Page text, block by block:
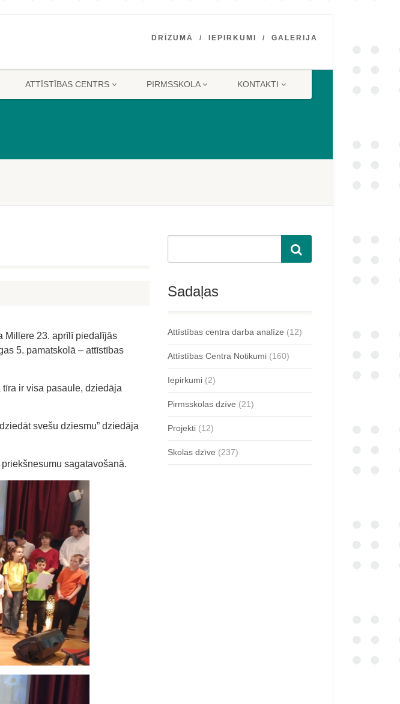
DRĪZUMĀ IEPIRKUMI GALERIJA
ATTĪSTĪBAS CENTRS PIRMSSKOLA KONTAKTI
Millere 23. aprīlī piedalījās
5. pamatskolā – attīstības
ir visa pasaule, dziedāja
svešu dziesmu” dziedāja
sagatavošanā.
Sadaļas
Attīstības centra darba analīze (12)
Attīstības Centra Notikumi (160)
Iepirkumi (2)
Pirmsskolas dzīve (21)
Projekti (12)
Skolas dzīve (237)